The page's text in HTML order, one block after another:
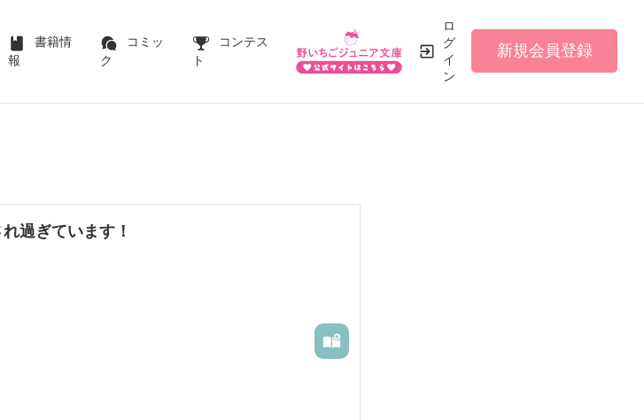
書籍情
報
コミッ
ク
コンテス
ト
ロ
グ
イ
ン
新規会員登録
過ぎています！